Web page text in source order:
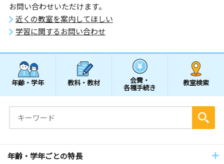
お問い合わせいただけます。
近くの教室を案内してほしい
学習に関するお問い合わせ
年齢・学年 教科・教材 会費・
各種手続き
教室検索
年齢・学年ごとの特長